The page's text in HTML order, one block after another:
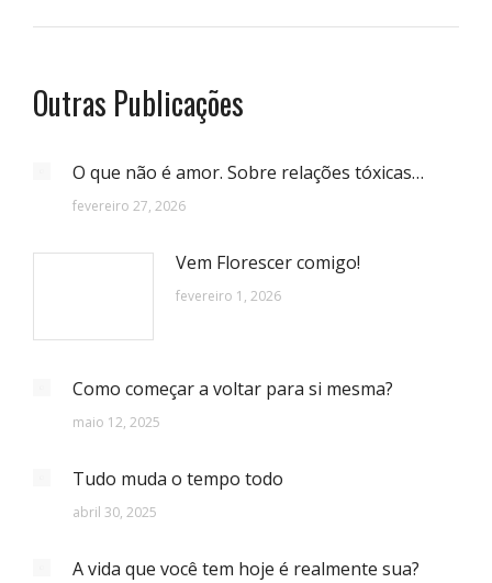
Outras Publicações
O que não é amor. Sobre relações tóxicas…
fevereiro 27, 2026
Vem Florescer comigo!
fevereiro 1, 2026
Como começar a voltar para si mesma?
maio 12, 2025
Tudo muda o tempo todo
abril 30, 2025
A vida que você tem hoje é realmente sua?